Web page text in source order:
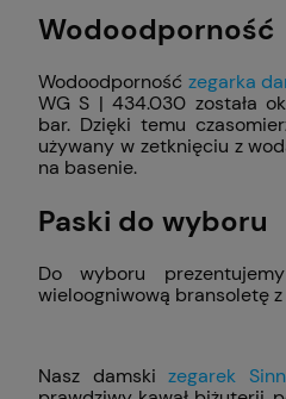
Wodoodporność
Wodoodporność zegarka
WG S | 434.030 została
bar. Dzięki temu
używany w zetknięciu z
na basenie.
Paski do wyboru
Do wyboru
wieloogniwową bransoletę
Nasz damskizegarek Sinn